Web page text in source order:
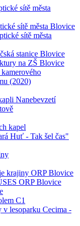
sítě města
sítě města Blovice
sítě města
stanice Blovice
na ZŠ Blovice
(2020)
Nanebevzetí
kapel
Huť - Tak šel čas"
krajiny ORP Blovice
ORP Blovice
C1
v lesoparku Cecima -